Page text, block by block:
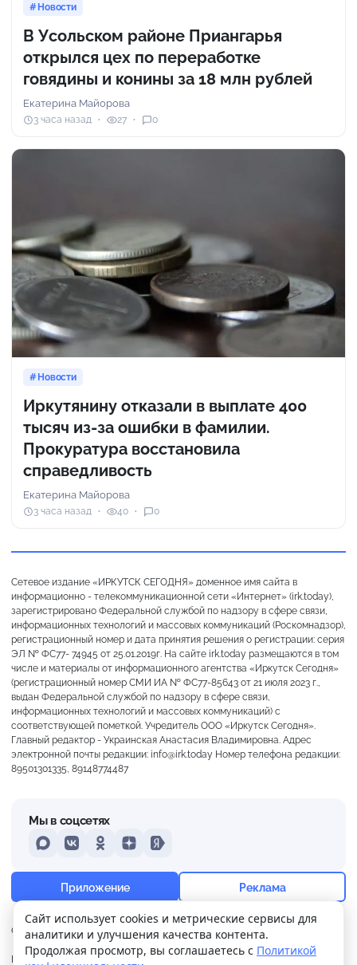
+20° Ощущается как +20
14 м/с 756 мм 77%
Новости
В Усольском районе Приангарья
открылся цех по переработке
говядины и конины за 18 млн рублей
Екатерина Майорова
3 часа назад 27 0
Новости
Иркутянину отказали в выплате 400
тысяч из-за ошибки в фамилии.
Прокуратура восстановила
справедливость
Екатерина Майорова
3 часа назад 40 0
Сетевое издание «ИРКУТСК СЕГОДНЯ» доменное имя сайта в
информационно - телекоммуникационной сети «Интернет» (irk.today),
зарегистрировано Федеральной службой по надзору в сфере связи,
информационных технологий и массовых коммуникаций (Роскомнадзор),
регистрационный номер и дата принятия решения о регистрации: серия
ЭЛ № ФС77- 74945 от 25.01.2019г. На сайте irk.today размещаются в том
числе и материалы от информационного агентства «Иркутск Сегодня»
(регистрационный номер СМИ ИА № ФС77-85643 от 21 июля 2023 г.,
выдан Федеральной службой по надзору в сфере связи,
информационных технологий и массовых коммуникаций) с
соответствующей пометкой. Учредитель ООО «Иркутск Сегодня».
Главный редактор - Украинская Анастасия Владимировна. Адрес
электронной почты редакции: info@irk.today Номер телефона редакции:
89501301335, 89148774487
О нас Контакты Прислать новость
Реклама
Политика
Мы в соцсетях
MAXVKontakteOdnoklassniki
DzenYandex
Приложение Реклама
Сайт использует cookies и метрические сервисы для
аналитики и улучшения качества контента.
Продолжая просмотр, вы соглашаетесь с Политикой